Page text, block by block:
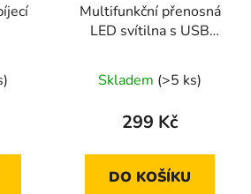
Multifunkční přenosná
LED svítilna s USB
kabelem využitá jako
baterka
Skladem (>5 ks)
299 Kč
DO KOŠÍKU